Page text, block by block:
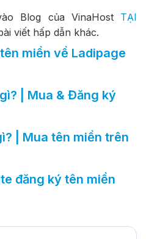
Blog của VinaHost TẠI
viết hấp dẫn khác.
miền về Ladipage
| Mua & Đăng ký
| Mua tên miền trên
đăng ký tên miền